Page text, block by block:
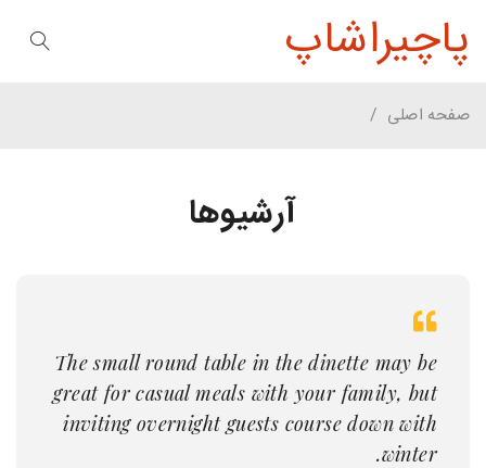
پاچیراشاپ
آرشیوها
صفحه اصلی /
The small round table in the dinette may be
great for casual meals with your family, but
inviting overnight guests course down with
winter.